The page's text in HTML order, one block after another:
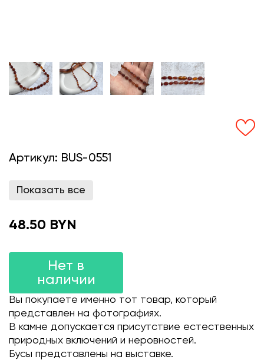
Артикул: BUS-0551
Показать все
48.50 BYN
Нет в
наличии
Вы покупаете именно тот товар, который
представлен на фотографиях.
В камне допускается присутствие естественных
природных включений и неровностей.
Бусы представлены на выставке.